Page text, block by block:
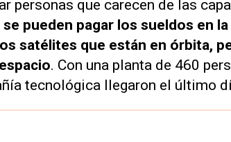
personas que carecen de las
se pueden pagar los sueldos en
satélites que están en órbita,
. Con una planta de 460
tecnológica llegaron el último